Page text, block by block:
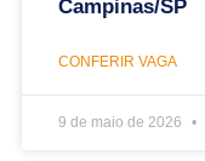
Campinas/SP
CONFERIR VAGA
9 de maio de 2026